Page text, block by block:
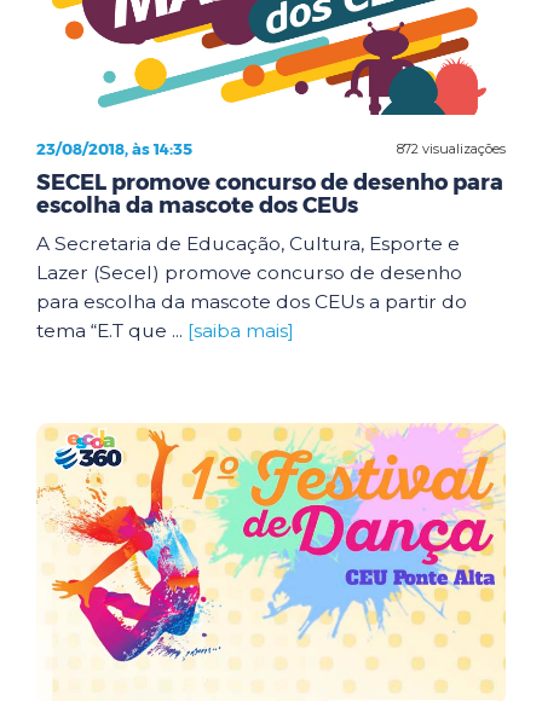
872 visualizações
23/08/2018, às 14:35
SECEL promove concurso de desenho para
escolha da mascote dos CEUs
A Secretaria de Educação, Cultura, Esporte e
Lazer (Secel) promove concurso de desenho
para escolha da mascote dos CEUs a partir do
tema “E.T que ... [saiba mais]